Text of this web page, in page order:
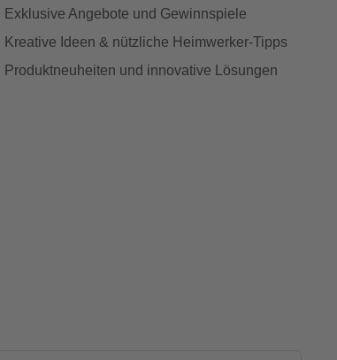
Exklusive Angebote und Gewinnspiele
Kreative Ideen & nützliche Heimwerker-Tipps
Produktneuheiten und innovative Lösungen